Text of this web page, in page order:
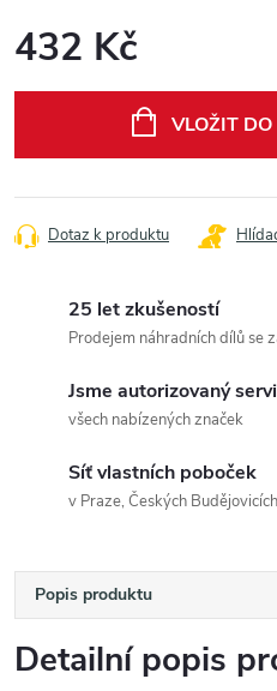
432 Kč
VLOŽIT
Dotaz k produktu
25 let zkušeností
Prodejem náhradních dílů se
Jsme autorizovaný
všech nabízených značek
Síť vlastních poboček
v Praze, Českých
Popis produktu
Detailní popis